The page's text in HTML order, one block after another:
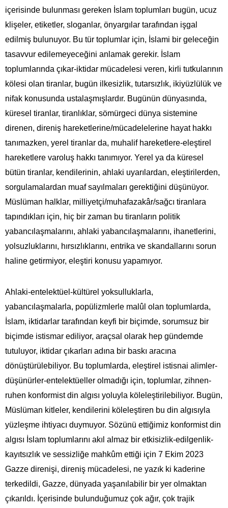
içerisinde bulunması gereken İslam toplumları bugün, ucuz
klişeler, etiketler, sloganlar, önyargılar tarafından işgal
edilmiş bulunuyor. Bu tür toplumlar için, İslami bir geleceğin
tasavvur edilemeyeceğini anlamak gerekir. İslam
toplumlarında çıkar-iktidar mücadelesi veren, kirli tutkularının
kölesi olan tiranlar, bugün ilkesizlik, tutarsızlık, ikiyüzlülük ve
nifak konusunda ustalaşmışlardır. Bugünün dünyasında,
küresel tiranlar, tiranlıklar, sömürgeci dünya sistemine
direnen, direniş hareketlerine/mücadelelerine hayat hakkı
tanımazken, yerel tiranlar da, muhalif hareketlere-eleştirel
hareketlere varoluş hakkı tanımıyor. Yerel ya da küresel
bütün tiranlar, kendilerinin, ahlaki uyarılardan, eleştirilerden,
sorgulamalardan muaf sayılmaları gerektiğini düşünüyor.
Müslüman halklar, milliyetçi/muhafazakâr/sağcı tiranlara
tapındıkları için, hiç bir zaman bu tiranların politik
yabancılaşmalarını, ahlaki yabancılaşmalarını, ihanetlerini,
yolsuzluklarını, hırsızlıklarını, entrika ve skandallarını sorun
haline getirmiyor, eleştiri konusu yapamıyor.
Ahlaki-entelektüel-kültürel yoksulluklarla,
yabancılaşmalarla, popülizmlerle malûl olan toplumlarda,
İslam, iktidarlar tarafından keyfi bir biçimde, sorumsuz bir
biçimde istismar ediliyor, araçsal olarak hep gündemde
tutuluyor, iktidar çıkarları adına bir baskı aracına
dönüştürülebiliyor. Bu toplumlarda, eleştirel istisnai alimler-
düşünürler-entelektüeller olmadığı için, toplumlar, zihnen-
ruhen konformist din algısı yoluyla köleleştirilebiliyor. Bugün,
Müslüman kitleler, kendilerini köleleştiren bu din algısıyla
yüzleşme ihtiyacı duymuyor. Sözünü ettiğimiz konformist din
algısı İslam toplumlarını akıl almaz bir etkisizlik-edilgenlik-
kayıtsızlık ve sessizliğe mahkûm ettiği için 7 Ekim 2023
Gazze direnişi, direniş mücadelesi, ne yazık ki kaderine
terkedildi, Gazze, dünyada yaşanılabilir bir yer olmaktan
çıkarıldı. İçerisinde bulunduğumuz çok ağır, çok trajik